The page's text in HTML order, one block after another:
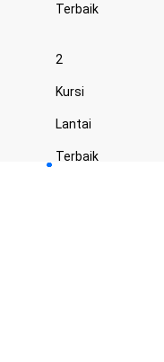
Terbaik
2
Kursi
Lantai
Terbaik